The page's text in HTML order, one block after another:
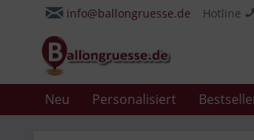
info@ballongruesse.de Hotline
Neu Personalisiert